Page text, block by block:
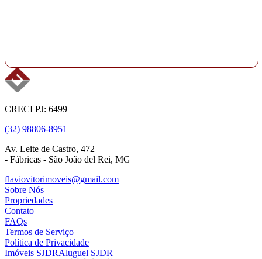
CRECI PJ: 6499
(32) 98806-8951
Av. Leite de Castro, 472
- Fábricas - São João del Rei, MG
flaviovitorimoveis@gmail.com
Sobre Nós
Propriedades
Contato
FAQs
Termos de Serviço
Política de Privacidade
Imóveis SJDRAluguel SJDR